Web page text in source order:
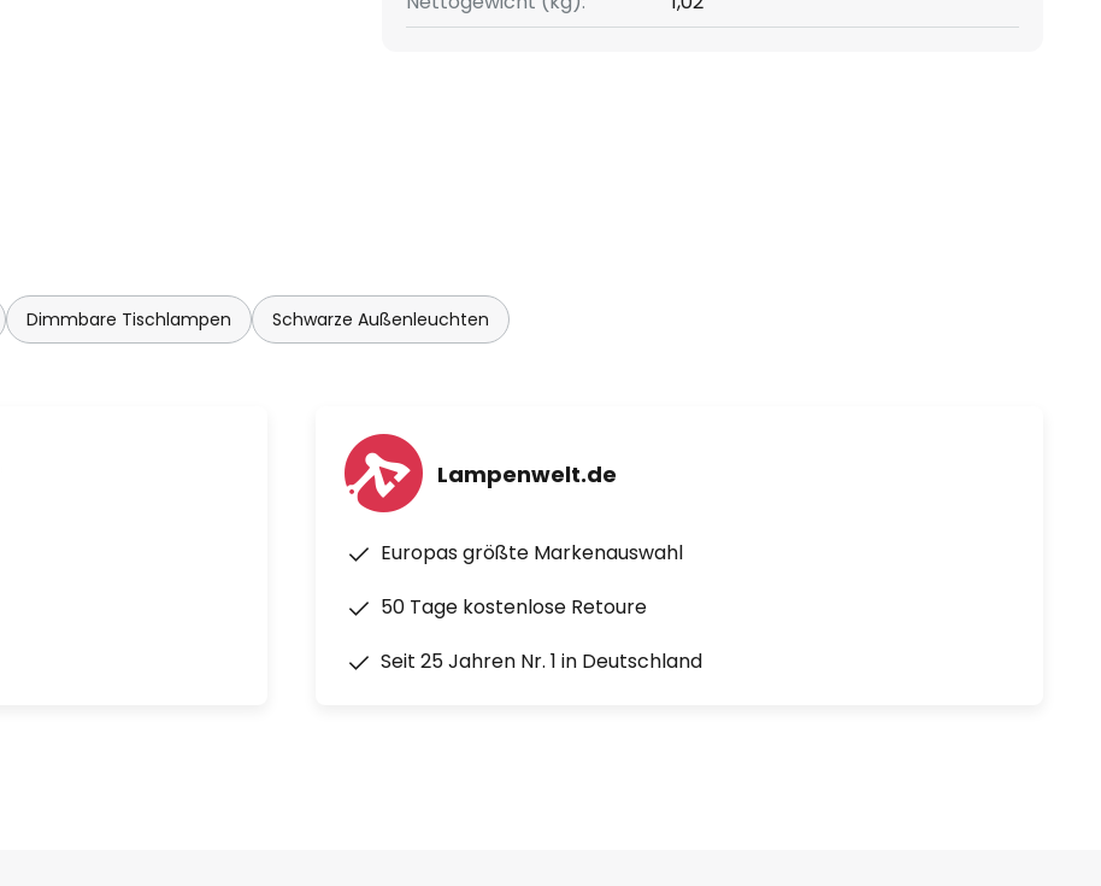
Dimmbare Tischlampen Schwarze Außenleuchten
Lampenwelt.de
Europas größte Markenauswahl
50 Tage kostenlose Retoure
Seit 25 Jahren Nr. 1 in Deutschland